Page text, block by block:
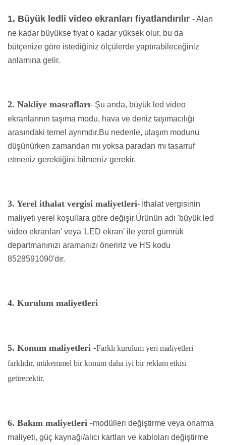
1. Büyük ledli video ekranları fiyatlandırılır - Alan
ne kadar büyükse fiyat o kadar yüksek olur, bu da
bütçenize göre istediğiniz ölçülerde yaptırabileceğiniz
anlamına gelir.
2. Nakliye masrafları- Şu anda, büyük led video
ekranlarının taşıma modu, hava ve deniz taşımacılığı
arasındaki temel ayrımdır.Bu nedenle, ulaşım modunu
düşünürken zamandan mı yoksa paradan mı tasarruf
etmeniz gerektiğini bilmeniz gerekir.
3. Yerel ithalat vergisi maliyetleri- İthalat vergisinin
maliyeti yerel koşullara göre değişir.Ürünün adı 'büyük led
video ekranları' veya 'LED ekran' ile yerel gümrük
departmanınızı aramanızı öneririz ve HS kodu
8528591090'dır.
4. Kurulum maliyetleri
5. Konum maliyetleri -Farklı kurulum yeri maliyetleri
farklıdır, mükemmel bir konum daha iyi bir reklam etkisi
getirecektir.
6. Bakım maliyetleri -modülleri değiştirme veya onarma
maliyeti, güç kaynağı/alıcı kartları ve kabloları değiştirme